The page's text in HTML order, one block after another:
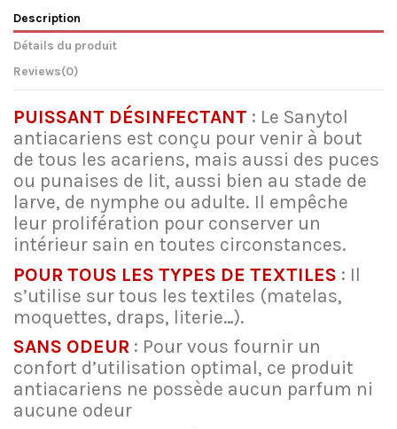
Description
Détails du produit
Reviews(0)
PUISSANT DÉSINFECTANT : Le Sanytol
antiacariens est conçu pour venir à bout
de tous les acariens, mais aussi des puces
ou punaises de lit, aussi bien au stade de
larve, de nymphe ou adulte. Il empêche
leur prolifération pour conserver un
intérieur sain en toutes circonstances.
POUR TOUS LES TYPES DE TEXTILES : Il
s’utilise sur tous les textiles (matelas,
moquettes, draps, literie…).
SANS ODEUR : Pour vous fournir un
confort d’utilisation optimal, ce produit
antiacariens ne possède aucun parfum ni
aucune odeur